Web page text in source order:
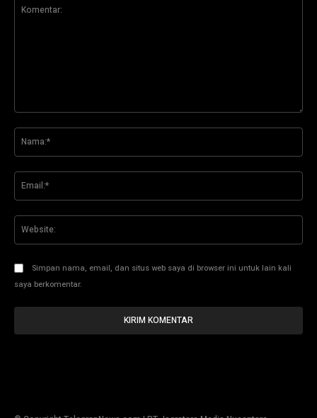
Simpan nama, email, dan situs web saya di browser ini untuk lain kali
saya berkomentar.